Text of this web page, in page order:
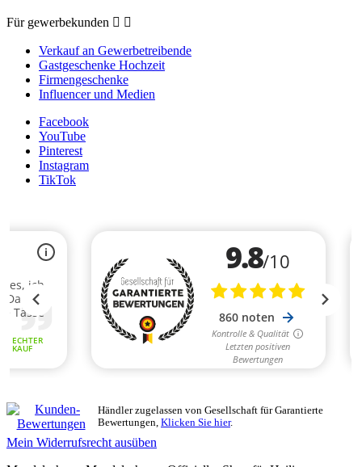
Für gewerbekunden  
Verkauf an Gewerbetreibende
Gastgeschenke Hochzeit
Firmengeschenke
Influencer und Medien
Facebook
YouTube
Pinterest
Instagram
TikTok
Händler zugelassen von Gesellschaft für Garantierte
Bewertungen, Klicken Sie hier.
Mein Widerrufsrecht ausüben